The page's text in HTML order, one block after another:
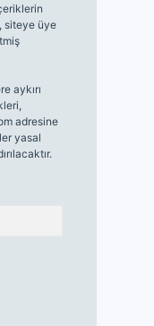
siteye üye
aykırı
adresine
yasal